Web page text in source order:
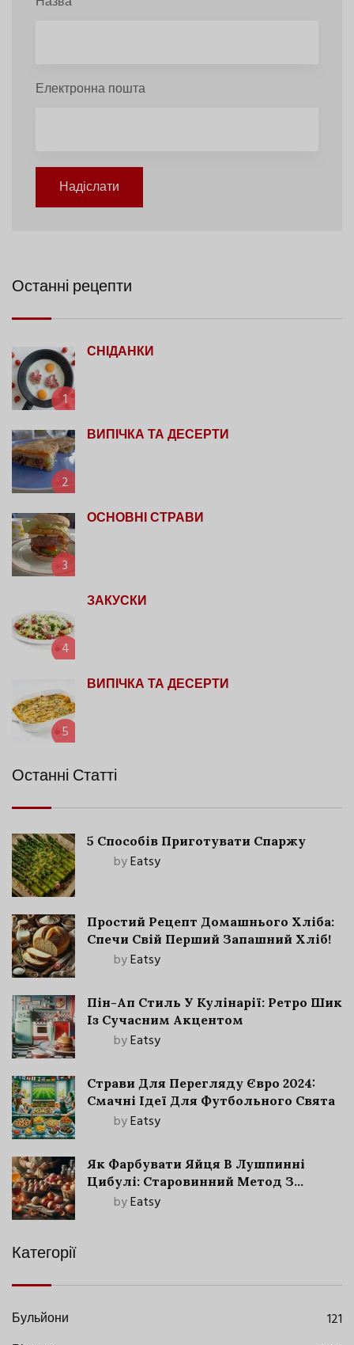
Електронна пошта
Надіслати
Останні рецепти
1
СНІДАНКИ
2
ВИПІЧКА ТА ДЕСЕРТИ
3
ОСНОВНІ СТРАВИ
4
ЗАКУСКИ
5
ВИПІЧКА ТА ДЕСЕРТИ
Останні Статті
5 Способів Приготувати Спаржу
byEatsy
Простий Рецепт Домашнього Хліба:
Спечи Свій Перший Запашний Хліб!
byEatsy
Пін-Ап Стиль У Кулінарії: Ретро Шик
Із Сучасним Акцентом
byEatsy
Страви Для Перегляду Євро 2024:
Смачні Ідеї Для Футбольного Свята
byEatsy
Як Фарбувати Яйця В Лушпинні
Цибулі: Старовинний Метод З
Сучасними Нюансами
byEatsy
Категорії
Бульйони
121